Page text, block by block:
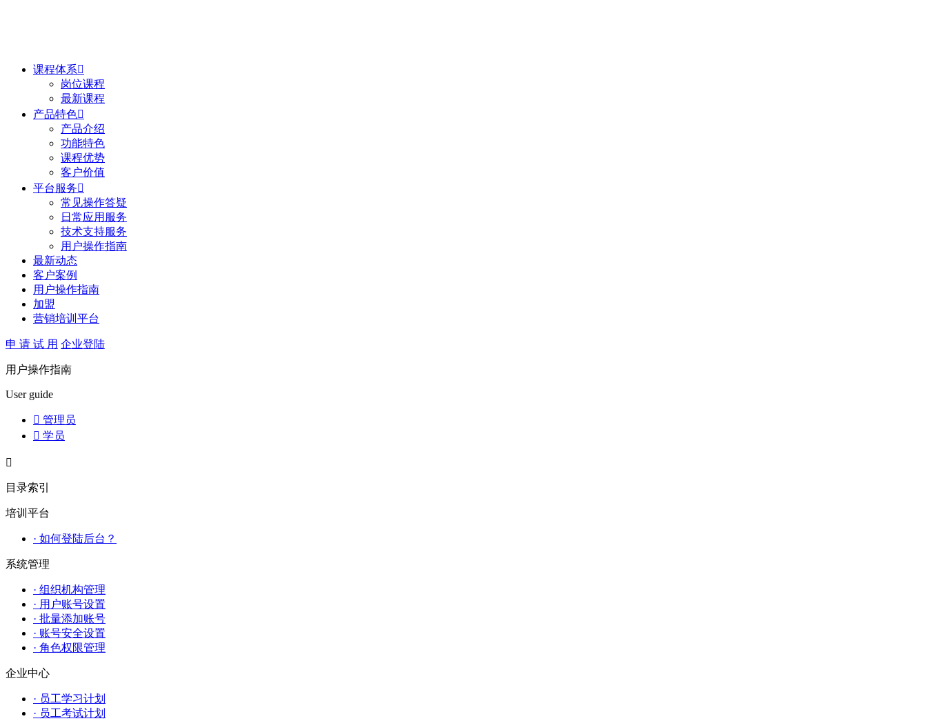
课程体系
岗位课程
最新课程
产品特色
产品介绍
功能特色
课程优势
客户价值
平台服务
常见操作答疑
日常应用服务
技术支持服务
用户操作指南
最新动态
客户案例
用户操作指南
加盟
营销培训平台
申 请 试 用 企业登陆
用户操作指南
User guide
 管理员
 学员

目录索引
培训平台
· 如何登陆后台？
系统管理
· 组织机构管理
· 用户账号设置
· 批量添加账号
· 账号安全设置
· 角色权限管理
企业中心
· 员工学习计划
· 员工考试计划